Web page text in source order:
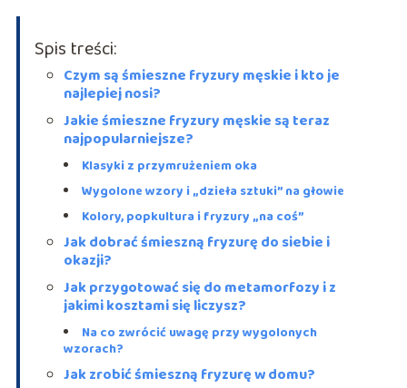
Spis treści:
Czym są śmieszne fryzury męskie i kto je
najlepiej nosi?
Jakie śmieszne fryzury męskie są teraz
najpopularniejsze?
Klasyki z przymrużeniem oka
Wygolone wzory i „dzieła sztuki” na głowie
Kolory, popkultura i fryzury „na coś”
Jak dobrać śmieszną fryzurę do siebie i
okazji?
Jak przygotować się do metamorfozy i z
jakimi kosztami się liczysz?
Na co zwrócić uwagę przy wygolonych
wzorach?
Jak zrobić śmieszną fryzurę w domu?